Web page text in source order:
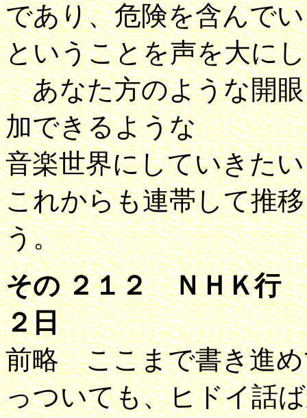
であり、危険を含んで
ということを声を大に
あなた方のような開眼
加できるような
音楽世界にしていきた
これからも連帯して推
う。 草
その ２１２ ＮＨＫ行
２日
前略 ここまで書き進め
っついても、ヒドイ話